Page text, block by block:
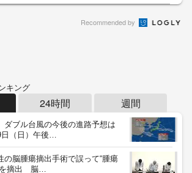
Recommended by
キング
24時間 週間
ダブル台風の今後の進路予想は
（日）午後…
の脳腫瘍摘出手術で誤って“腫瘍
を摘出 脳…